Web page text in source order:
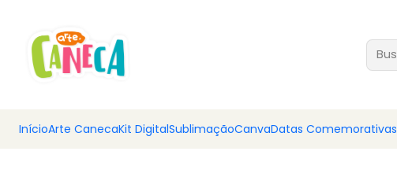
InícioArte CanecaKit DigitalSublimaçãoCanvaDatas Comemorativas